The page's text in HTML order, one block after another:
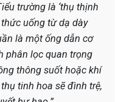
trường là ‘thụ thịnh
thức uống từ dạ dày
là một ống dẫn cơ
phân lọc quan trọng
thông suốt hoặc khí
tinh hoa sẽ đình trệ,